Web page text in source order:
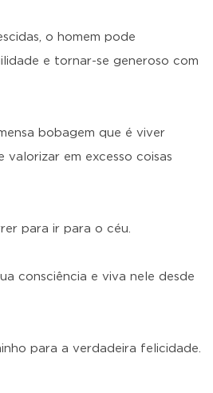
o homem pode
e tornar-se generoso com
bobagem que é viver
em excesso coisas
para ir para o céu.
consciência e viva nele desde
para a verdadeira felicidade.